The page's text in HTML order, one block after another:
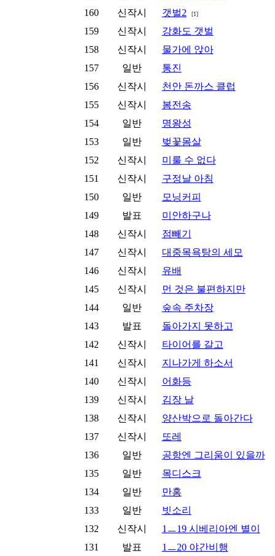
160
신작시 갯벌2 [1]
159 신작시
강화도 갯벌
158
신작시
물가에 앉아
157
일반
통진
156
신작시
천안 돈까스 클럽
155
신작시
봄전송
154
일반
명왕성
153
일반
벚꽃몸살
152
신작시
미룰 수 없다
151
신작시
구정날 아침
150
일반
모닝커피
149
발표
미안하구나
148
신작시
점빼기
147
신작시
대중목욕탕의 세모
146
신작시
유배
145
신작시
먼 것은 불편하지만
144
일반
숲속 주차장
143
발표
돌아가지 못하고
142
신작시
타이어를 갈고
141
신작시
지나가게 하소서
140
신작시
어화등
139
신작시
김장 날
138
신작시
양산박으로 돌아간다
137
신작시
또레
136
일반
공항엔 그리움이 있을까
135
일반
목디스크
134
일반
만홍
133
일반
빗소리
132
신작시
1ㅡ19 시베리아엔 별이
131
발표 1ㅡ20 야간비행